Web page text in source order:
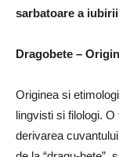
sarbatoare a
Dragobete –
Originea si
lingvisti si filologi.
derivarea